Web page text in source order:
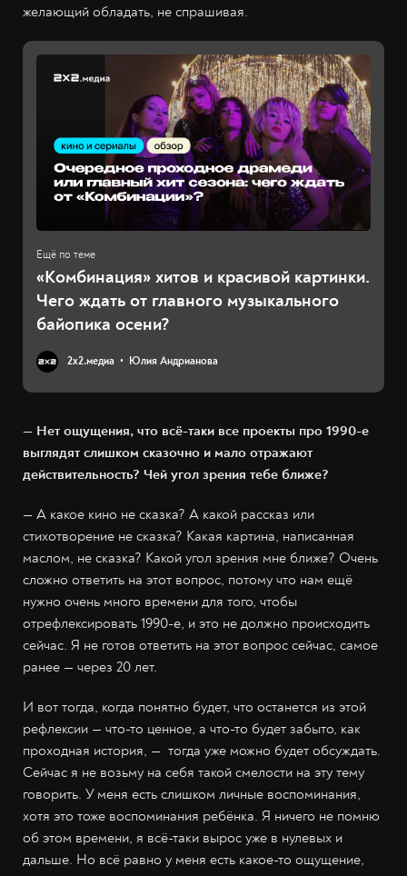
желающий обладать, не спрашивая.
«Комбинация» хитов и красивой картинки.
Чего ждать от главного музыкального
байопика осени?
2х2.медиа Юлия Андрианова
— Нет ощущения, что всё-таки все проекты про 1990-е
выглядят слишком сказочно и мало отражают
действительность? Чей угол зрения тебе ближе?
— А какое кино не сказка? А какой рассказ или
стихотворение не сказка? Какая картина, написанная
маслом, не сказка? Какой угол зрения мне ближе? Очень
сложно ответить на этот вопрос, потому что нам ещё
нужно очень много времени для того, чтобы
отрефлексировать 1990-е, и это не должно происходить
сейчас. Я не готов ответить на этот вопрос сейчас, самое
ранее — через 20 лет.
И вот тогда, когда понятно будет, что останется из этой
рефлексии — что-то ценное, а что-то будет забыто, как
проходная история, — тогда уже можно будет обсуждать.
Сейчас я не возьму на себя такой смелости на эту тему
говорить. У меня есть слишком личные воспоминания,
хотя это тоже воспоминания ребёнка. Я ничего не помню
об этом времени, я всё-таки вырос уже в нулевых и
дальше. Но всё равно у меня есть какое-то ощущение,